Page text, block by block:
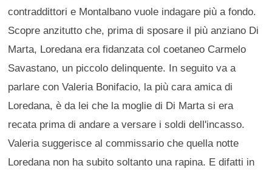
contraddittori e Montalbano vuole indagare più a fondo.
Scopre anzitutto che, prima di sposare il più anziano Di
Marta, Loredana era fidanzata col coetaneo Carmelo
Savastano, un piccolo delinquente. In seguito va a
parlare con Valeria Bonifacio, la più cara amica di
Loredana, è da lei che la moglie di Di Marta si era
recata prima di andare a versare i soldi dell'incasso.
Valeria suggerisce al commissario che quella notte
Loredana non ha subito soltanto una rapina. E difatti in